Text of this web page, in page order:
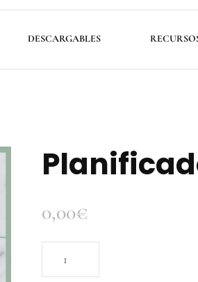
DESCARGABLES
0,00€
Manú